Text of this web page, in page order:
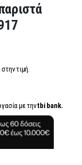
τιμή.
με τηνtbi bank.